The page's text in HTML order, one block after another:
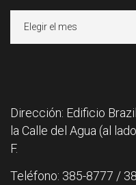
Dirección: Edificio
la Calle del Agua (al
F.
Teléfono: 385-8777 /